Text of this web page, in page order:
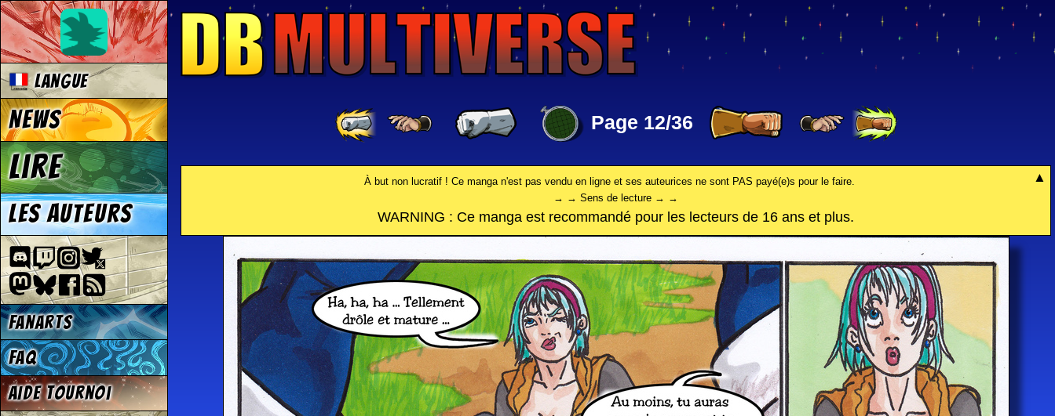
Page 12/36
À but non lucratif ! Ce manga n'est pas vendu en ligne et ses auteurices ne sont PAS payé(e)s pour le faire.
→ → Sens de lecture → →
WARNING : Ce manga est recommandé pour les lecteurs de 16 ans et plus.
Langue
News
Lire
Les auteurs
Fanarts
FAQ
Aide tournoi